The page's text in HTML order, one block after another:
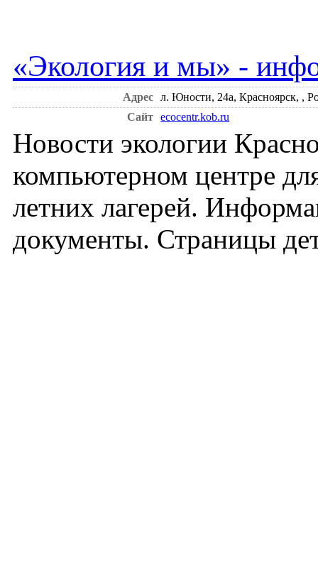
«Экология и мы» -
Адрес
л. Юности, 24а, Красноярск, ,
Сайт
ecocentr.kob.ru
Новости экологии
компьютерном центре
летних лагерей.
документы. Страницы